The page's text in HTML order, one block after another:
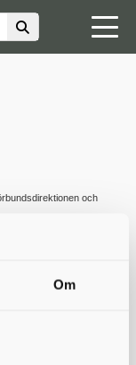
Om
och
och